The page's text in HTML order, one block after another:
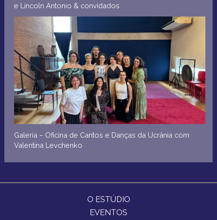
e Lincoln Antonio & convidados
Galeria – Oficina de Cantos e Danças da Ucrânia com
Valentina Levchenko
O ESTÚDIO
EVENTOS